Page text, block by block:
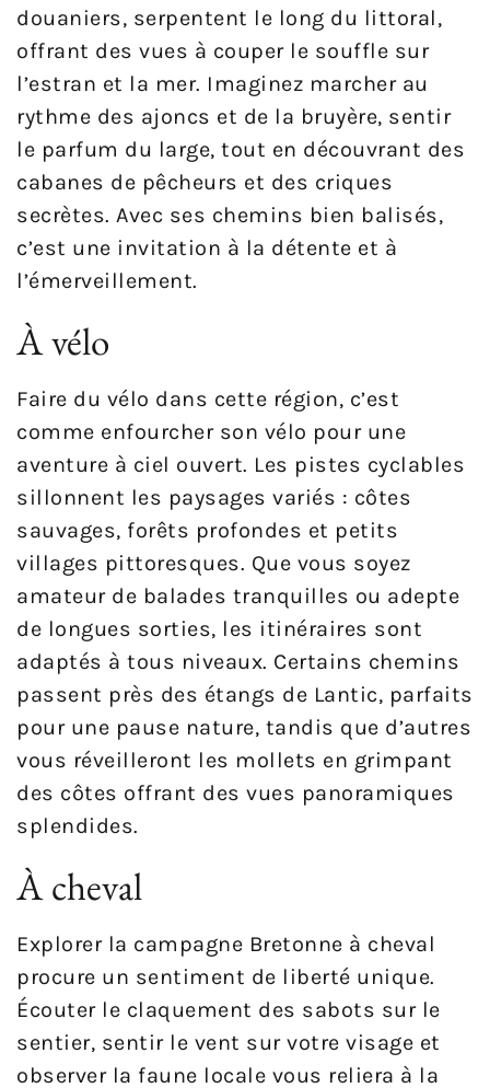
douaniers, serpentent le long du littoral,
offrant des vues à couper le souffle sur
l’estran et la mer. Imaginez marcher au
rythme des ajoncs et de la bruyère, sentir
le parfum du large, tout en découvrant des
cabanes de pêcheurs et des criques
secrètes. Avec ses chemins bien balisés,
c’est une invitation à la détente et à
l’émerveillement.
À vélo
Faire du vélo dans cette région, c’est
comme enfourcher son vélo pour une
aventure à ciel ouvert. Les pistes cyclables
sillonnent les paysages variés : côtes
sauvages, forêts profondes et petits
villages pittoresques. Que vous soyez
amateur de balades tranquilles ou adepte
de longues sorties, les itinéraires sont
adaptés à tous niveaux. Certains chemins
passent près des étangs de Lantic, parfaits
pour une pause nature, tandis que d’autres
vous réveilleront les mollets en grimpant
des côtes offrant des vues panoramiques
splendides.
À cheval
Explorer la campagne Bretonne à cheval
procure un sentiment de liberté unique.
Écouter le claquement des sabots sur le
sentier, sentir le vent sur votre visage et
observer la faune locale vous reliera à la